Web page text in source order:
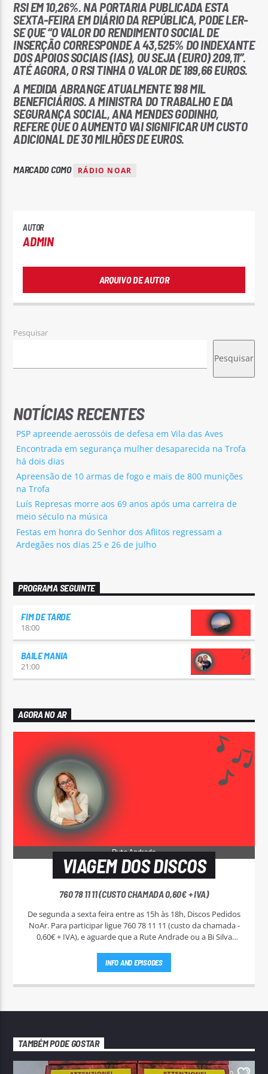
Rádio No ar
RSI EM 10,26%. NA PORTARIA PUBLICADA ESTA
SEXTA-FEIRA EM DIÁRIO DA REPÚBLICA, PODE LER-
SE QUE “O VALOR DO RENDIMENTO SOCIAL DE
INSERÇÃO CORRESPONDE A 43,525% DO INDEXANTE
DOS APOIOS SOCIAIS (IAS), OU SEJA (EURO) 209,11”.
ATÉ AGORA, O RSI TINHA O VALOR DE 189,66 EUROS.
A MEDIDA ABRANGE ATUALMENTE 198 MIL
BENEFICIÁRIOS. A MINISTRA DO TRABALHO E DA
SEGURANÇA SOCIAL, ANA MENDES GODINHO,
REFERE QUE O AUMENTO VAI SIGNIFICAR UM CUSTO
ADICIONAL DE 30 MILHÕES DE EUROS.
MARCADO COMO RÁDIO NOAR
AUTOR
ADMIN
ARQUIVO DE AUTOR
Pesquisar
Pesquisar
NOTÍCIAS RECENTES
PSP apreende aerossóis de defesa em Vila das Aves
Encontrada em segurança mulher desaparecida na Trofa
há dois dias
Apreensão de 10 armas de fogo e mais de 800 munições
na Trofa
Luís Represas morre aos 69 anos após uma carreira de
meio século na música
Festas em honra do Senhor dos Aflitos regressam a
Ardegães nos dias 25 e 26 de julho
PROGRAMA SEGUINTE
FIM DE TARDE
18:00
BAILE MANIA
21:00
AGORA NO AR
VIAGEM DOS DISCOS
760 78 11 11 (CUSTO CHAMADA 0,60€ + IVA)
De segunda a sexta feira entre as 15h às 18h, Discos Pedidos
NoAr. Para participar ligue 760 78 11 11 (custo da chamada -
0,60€ + IVA), e aguarde que a Rute Andrade ou a Bi Silva
INFO AND EPISODES
TAMBÉM PODE GOSTAR